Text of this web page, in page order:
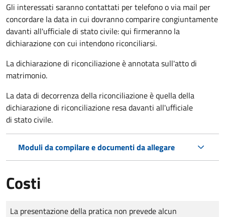
Gli interessati saranno contattati per telefono o via mail per
concordare la data in cui dovranno comparire congiuntamente
davanti all'ufficiale di stato civile: qui firmeranno la
dichiarazione con cui intendono riconciliarsi.
La dichiarazione di riconciliazione è annotata sull'atto di
matrimonio.
La data di decorrenza della riconciliazione è quella della
dichiarazione di riconciliazione resa davanti all'ufficiale
di stato civile.
Moduli da compilare e documenti da allegare
Costi
Tipo di pagamento
Importo
La presentazione della pratica non prevede alcun